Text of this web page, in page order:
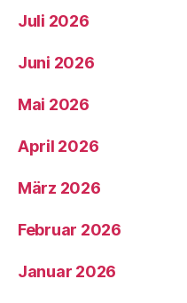
Juli 2026
Juni 2026
Mai 2026
April 2026
März 2026
Februar 2026
Januar 2026